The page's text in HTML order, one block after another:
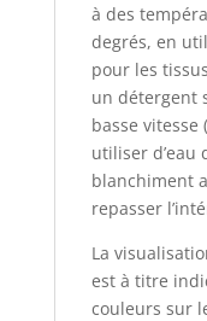
à des
degrés, en
pour les
un détergent
basse vitesse
utiliser d’eau
blanchiment
repasser
La
est à titre
couleurs sur